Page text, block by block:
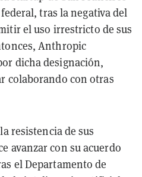
tras la negativa del
el uso irrestricto de sus
Anthropic
dicha designación,
colaborando con otras
resistencia de sus
avanzar con su acuerdo
el Departamento de